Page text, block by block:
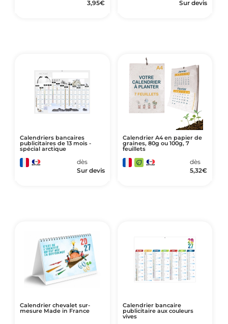
3,95€
Sur devis
Calendriers bancaires
publicitaires de 13 mois -
spécial arctique
dès
Sur devis
Calendrier A4 en papier de
graines, 80g ou 100g, 7
feuillets
dès
5,32€
Calendrier chevalet sur-
mesure Made in France
Calendrier bancaire
publicitaire aux couleurs
vives